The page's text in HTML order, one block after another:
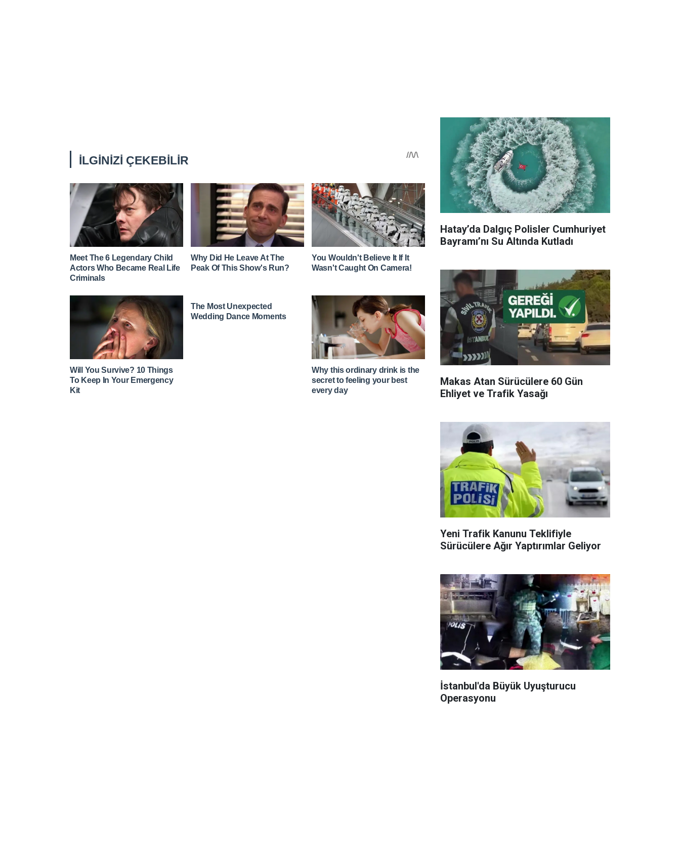
Hatay’da Dalgıç Polisler Cumhuriyet
Bayramı’nı Su Altında Kutladı
Makas Atan Sürücülere 60 Gün
Ehliyet ve Trafik Yasağı
Yeni Trafik Kanunu Teklifiyle
Sürücülere Ağır Yaptırımlar Geliyor
İstanbul'da Büyük Uyuşturucu
Operasyonu